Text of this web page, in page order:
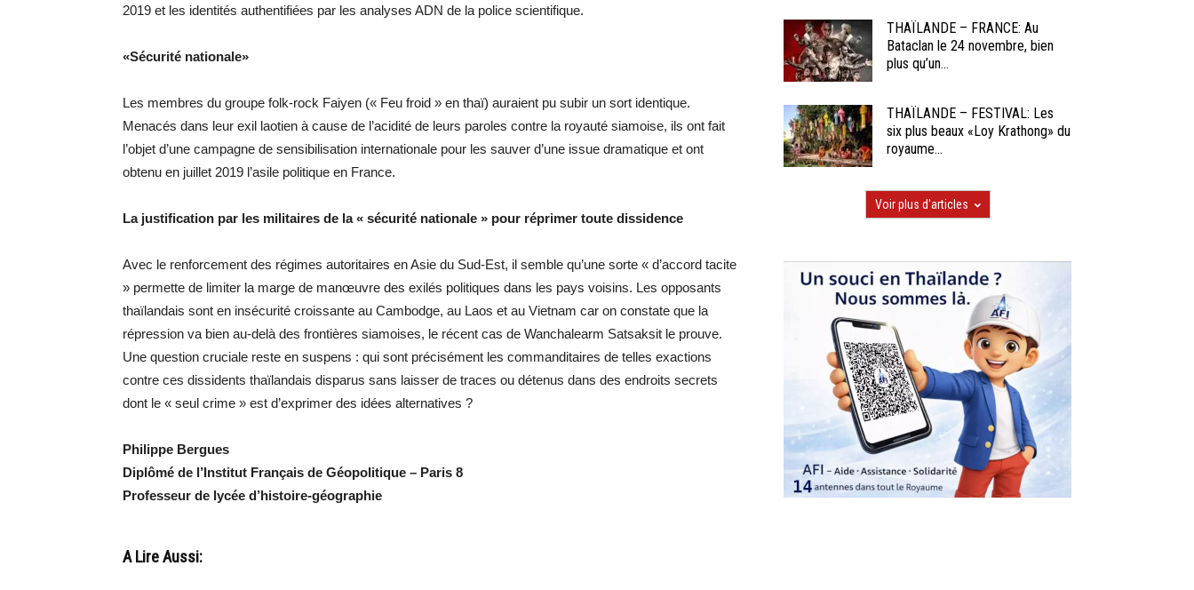
2019 et les identités authentifiées par les analyses ADN de la police scientifique.
«Sécurité nationale»
Les membres du groupe folk-rock Faiyen (« Feu froid » en thaï) auraient pu subir un sort identique.
Menacés dans leur exil laotien à cause de l’acidité de leurs paroles contre la royauté siamoise, ils ont fait
l’objet d’une campagne de sensibilisation internationale pour les sauver d’une issue dramatique et ont
obtenu en juillet 2019 l’asile politique en France.
La justification par les militaires de la « sécurité nationale » pour réprimer toute dissidence
Avec le renforcement des régimes autoritaires en Asie du Sud-Est, il semble qu’une sorte « d’accord tacite
» permette de limiter la marge de manœuvre des exilés politiques dans les pays voisins. Les opposants
thaïlandais sont en insécurité croissante au Cambodge, au Laos et au Vietnam car on constate que la
répression va bien au-delà des frontières siamoises, le récent cas de Wanchalearm Satsaksit le prouve.
Une question cruciale reste en suspens : qui sont précisément les commanditaires de telles exactions
contre ces dissidents thaïlandais disparus sans laisser de traces ou détenus dans des endroits secrets
dont le « seul crime » est d’exprimer des idées alternatives ?
Philippe Bergues
Diplômé de l’Institut Français de Géopolitique – Paris 8
Professeur de lycée d’histoire-géographie
A Lire Aussi:
THAÏLANDE – FRANCE: Au
Bataclan le 24 novembre, bien
plus qu’un...
THAÏLANDE – FESTIVAL: Les
six plus beaux «Loy Krathong» du
royaume...
Voir plus d'articles